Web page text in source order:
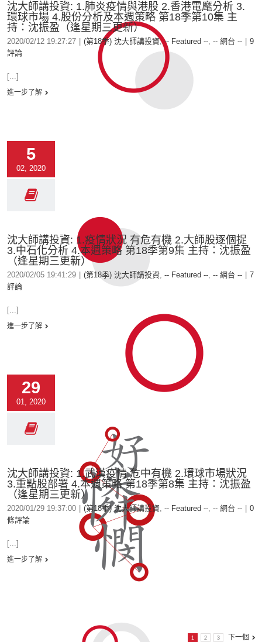
沈大師講投資: 1.肺炎疫情與港股 2.香港電麾分析 3.
環球市場 4.股份分析及本週策略 第18季第10集 主
持：沈振盈（逢星期三更新）
2020/02/12 19:27:27 (第18季) 沈大師講投資,-- Featured --, -- 網台 --
9
評論
[...]
進一步了解
5
02, 2020
沈大師講投資: 1.疫情狀況 有危有機 2.大師股逐個捉
3.中石化分析 4.本週策略 第18季第9集 主持：沈振盈
（逢星期三更新）
2020/02/05 19:41:29 (第18季) 沈大師講投資, -- Featured --, -- 網台 --
7
評論
[...]
進一步了解
29
01, 2020
沈大師講投資: 1.武漢疫情 危中有機 2.環球市場狀況
3.重點股部署 4.本週策略 第18季第8集 主持：沈振盈
（逢星期三更新）
2020/01/29 19:37:00 (第18季) 沈大師講投資, -- Featured --, -- 網台 --
0
條評論
[...]
進一步了解
1 2 3 下一個